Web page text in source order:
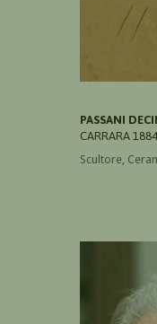
PASSANI
CARRARA
Scultore,